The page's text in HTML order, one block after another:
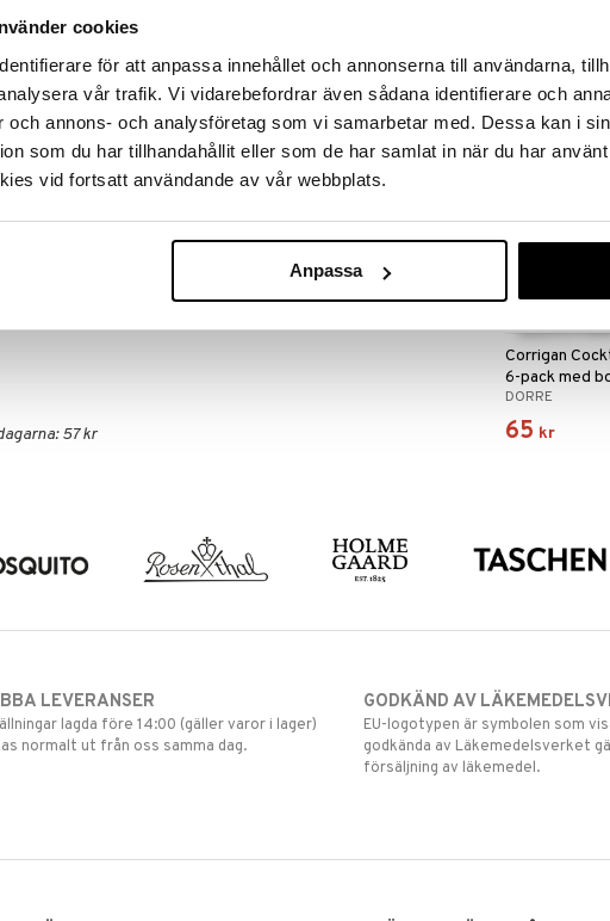
cookies
för att anpassa innehållet och annonserna till användarna,
vår trafik. Vi vidarebefordrar även sådana identifierare och
och annons- och analysföretag som vi samarbetar med. Dessa kan i
som du har tillhandahållit eller som de har samlat in när du har
vid fortsatt användande av vår webbplats.
Anpassa
ta med dig då de förvaras i ett snyggt fodral av
57 kr
318 kr
Corrigan
6-pack med
DORRE
65 kr
LEVERANSER
lagda före 14:00 (gäller varor i lager)
normalt ut från oss samma dag.
GODKÄND AV
EU-logotypen är symbolen som
godkända av Läkemedelsverket
försäljning av läkemedel.